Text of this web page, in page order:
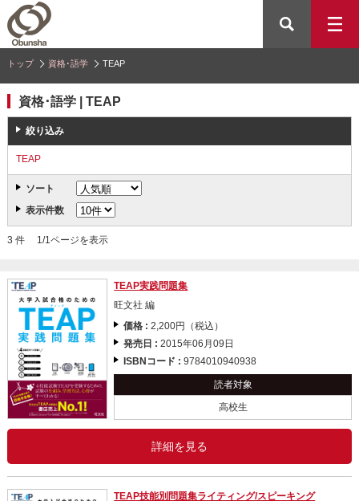
トップ 資格･語学 TEAP
資格･語学 | TEAP
絞り込み
TEAP
ソート
表示件数
3 件 1/1ページを表示
TEAP実践問題集
旺文社 編
価格 :2,200円（税込）
発売日 :2015年06月09日
ISBNコード :9784010940938
読者対象
高校生
詳細を見る
TEAP技能別問題集ライティング/スピーキング